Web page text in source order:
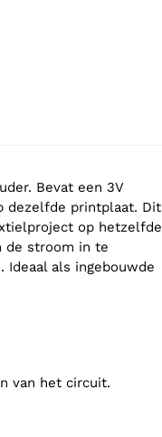
Bevat een 3V
dezelfde printplaat. Dit
op hetzelfde
de stroom in te
als ingebouwde
van het circuit.